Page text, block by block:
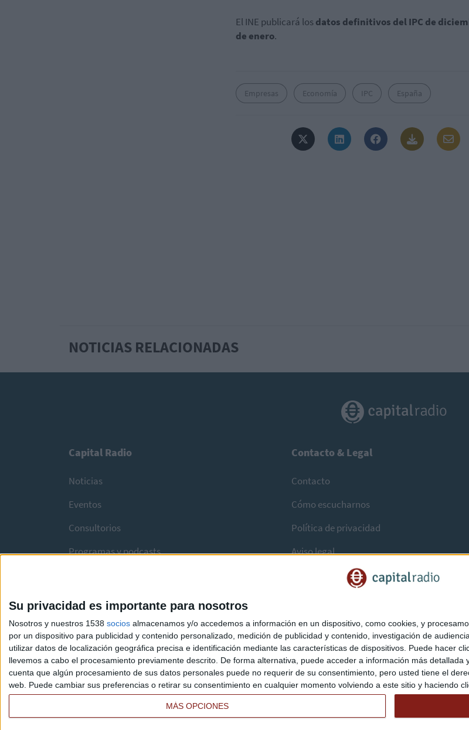
Su privacidad es importante para nosotros
Nosotros y nuestros 1538 socios almacenamos y/o accedemos a información en un dispositivo, como cookies, y
por un dispositivo para publicidad y contenido personalizado, medición de publicidad y contenido, investigación de
utilizar datos de localización geográfica precisa e identificación mediante las características de dispositivos. Puede hacer
llevemos a cabo el procesamiento previamente descrito. De forma alternativa, puede acceder a información más
cuenta que algún procesamiento de sus datos personales puede no requerir de su consentimiento, pero usted tiene el
web. Puede cambiar sus preferencias o retirar su consentimiento en cualquier momento volviendo a este sitio y haciendo
MÁS OPCIONES
El INE publicará losdatos definitivos del IPC de
de enero.
Empresas Economía IPC España
NOTICIAS RELACIONADAS
Capital Radio
Noticias
Eventos
Consultorios
Programas y podcasts
Contacto & Legal
Contacto
Cómo escucharnos
Política de privacidad
Aviso legal